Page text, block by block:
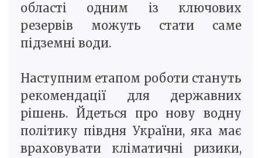
області одним із ключових
резервів можуть стати саме
підземні води.
Наступним етапом роботи стануть
рекомендації для державних
рішень. Йдеться про нову водну
політику півдня України, яка має
враховувати кліматичні ризики,